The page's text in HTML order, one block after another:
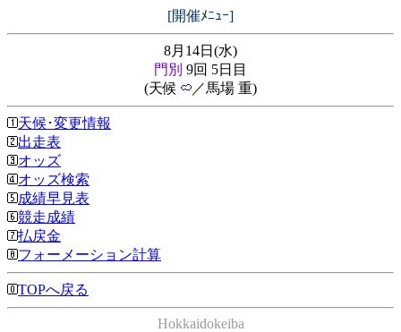
[開催ﾒﾆｭｰ]
8月14日(水)
門別 9回 5日目
(天候
／馬場 重)
天候･変更情報
出走表
オッズ
オッズ検索
成績早見表
競走成績
払戻金
フォーメーション計算
TOPへ戻る
Hokkaidokeiba